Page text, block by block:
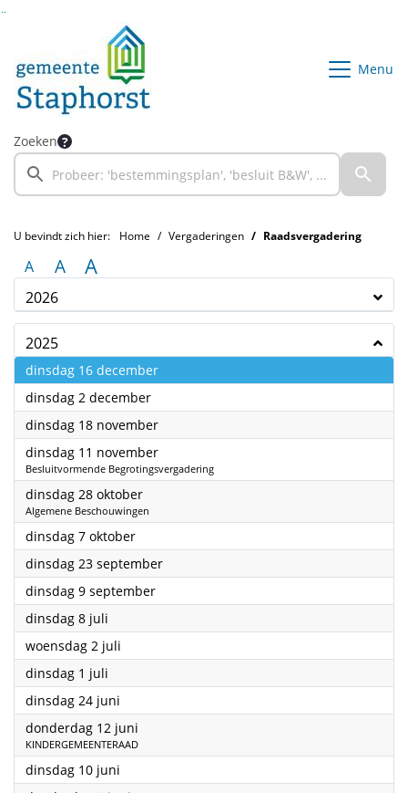
Ga naar de inhoud van deze pagina
Menu
Zoeken
U bevindt zich hier: Home Vergaderingen Raadsvergadering
A A A
2026
2025
dinsdag 16 december2025
dinsdag 2 december2025
dinsdag 18 november2025
dinsdag 11 november2025
Besluitvormende Begrotingsvergadering
dinsdag 28 oktober2025
Algemene Beschouwingen
dinsdag 7 oktober2025
dinsdag 23 september2025
dinsdag 9 september2025
dinsdag 8 juli
woensdag 2 juli
dinsdag 1 juli
dinsdag 24 juni
donderdag 12 juni
KINDERGEMEENTERAAD
dinsdag 10 juni